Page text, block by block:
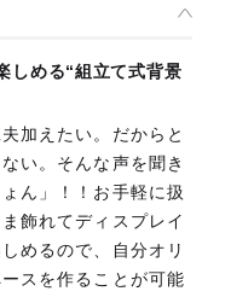
しめる“組立て式背景
加えたい。だからと
い。そんな声を聞き
ん」！！お手軽に扱
飾れてディスプレイ
めるので、自分オリ
スを作ることが可能